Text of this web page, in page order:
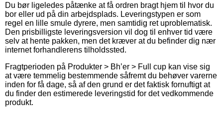
Du bør ligeledes påtænke at få ordren bragt hjem til hvor du
bor eller ud på din arbejdsplads. Leveringstypen er som
regel en lille smule dyrere, men samtidig ret uproblematisk.
Den prisbilligste leveringsversion vil dog til enhver tid være
selv at hente pakken, men det kræver at du befinder dig nær
internet forhandlerens tilholdssted.
Fragtperioden på Produkter > Bh’er > Full cup kan vise sig
at være temmelig bestemmende såfremt du behøver varerne
inden for få dage, så af den grund er det faktisk fornuftigt at
du finder den estimerede leveringstid for det vedkommende
produkt.